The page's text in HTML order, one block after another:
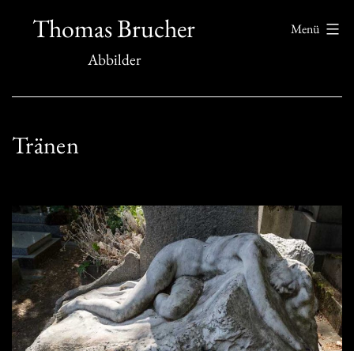
InhaltThomas Brucher
Abbilder
Menü
Tränen